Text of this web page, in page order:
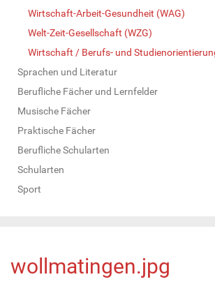
Wirtschaft-Arbeit-Gesundheit (WAG)
Welt-Zeit-Gesellschaft (WZG)
Wirtschaft / Berufs- und
Sprachen und Literatur
Berufliche Fächer und Lernfelder
Musische Fächer
Praktische Fächer
Berufliche Schularten
Schularten
Sport
wollmatingen.jpg